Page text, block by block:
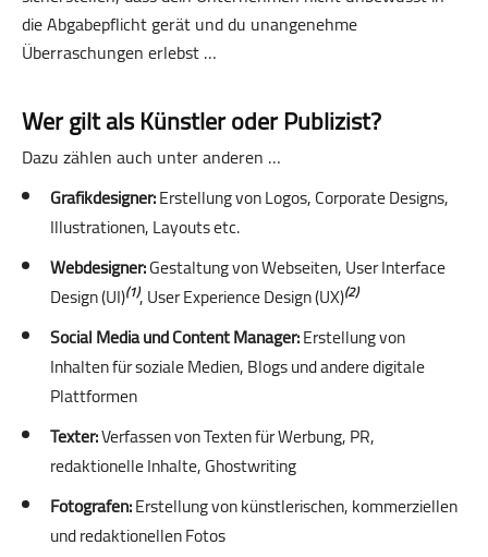
die Abgabepflicht gerät und du unangenehme
Überraschungen erlebst …
Wer gilt als Künstler oder Publizist?
Dazu zählen auch unter anderen …
Grafikdesigner:Erstellung von Logos, Corporate Designs,
Illustrationen, Layouts etc.
Webdesigner:Gestaltung von Webseiten, User Interface
Design (UI)(1), User Experience Design (UX)(2)
Social Media und Content Manager:Erstellung von
Inhalten für soziale Medien, Blogs und andere digitale
Plattformen
Texter:Verfassen von Texten für Werbung, PR,
redaktionelle Inhalte, Ghostwriting
Fotografen:Erstellung von künstlerischen, kommerziellen
und redaktionellen Fotos